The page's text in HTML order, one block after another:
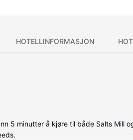
HOTELLINFORMASJON
5 minutter å kjøre til både Salts Mill